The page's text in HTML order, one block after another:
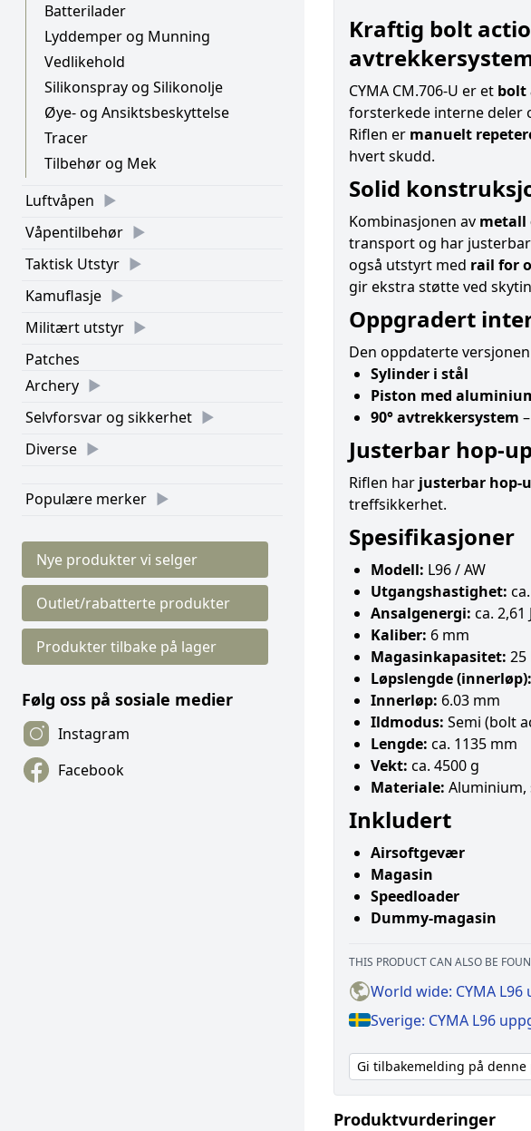
Batterilader
Lyddemper og Munning
Vedlikehold
Silikonspray og Silikonolje
Øye- og Ansiktsbeskyttelse
Tracer
Tilbehør og Mek
Luftvåpen
Våpentilbehør
Taktisk Utstyr
Kamuflasje
Militært utstyr
Patches
Archery
Selvforsvar og sikkerhet
Diverse
Populære merker
Nye produkter vi selger
Outlet/rabatterte produkter
Produkter tilbake på lager
Følg oss på sosiale medier
Instagram
Facebook
Kraftig bolt
CYMA CM.706-U er et bolt
forsterkede interne deler
Riflen er manuelt
hvert skudd.
Solid
Kombinasjonen av metall
transport og har
også utstyrt med rail for
gir ekstra støtte ved
Oppgradert
Den oppdaterte
Sylinder i stål
Piston med
90° avtrekkersystem
Justerbar hop-
Riflen har justerbar hop-
treffsikkerhet.
Spesifikasjoner
Modell: L96 / AW
Utgangshastighet:
Ansalgenergi: ca. 2,61 J
Kaliber: 6 mm
Magasinkapasitet: 25
Løpslengde (innerløp):
Innerløp: 6.03 mm
Ildmodus: Semi (bolt
Lengde: ca. 1135 mm
Vekt: ca. 4500 g
Materiale:
Inkludert
Airsoftgevær
Magasin
Speedloader
Dummy-magasin
THIS PRODUCT CAN ALSO BE
World wide: CYMA
Sverige: CYMA L96
Gi tilbakemelding på
Produktvurderinger